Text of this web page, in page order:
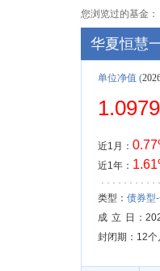
您浏览过的基金：
华夏恒慧
单位净值 (
1.0979
近1月：
近1年：
类型： 债券型
成 立 日
：
封闭期：12个